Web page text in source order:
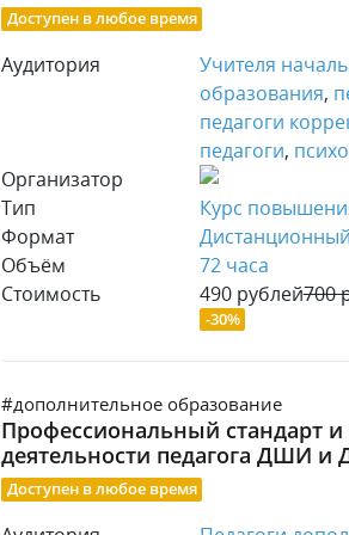
Доступен в любое время
Аудитория
Учителя
образования,
педагоги
педагоги,
Организатор
Тип
Курс
Формат
Объём
72 часа
Стоимость
490 рублей700
-30%
#дополнительное образование
Профессиональный стандарт
деятельности педагога ДШИ
Доступен в любое время